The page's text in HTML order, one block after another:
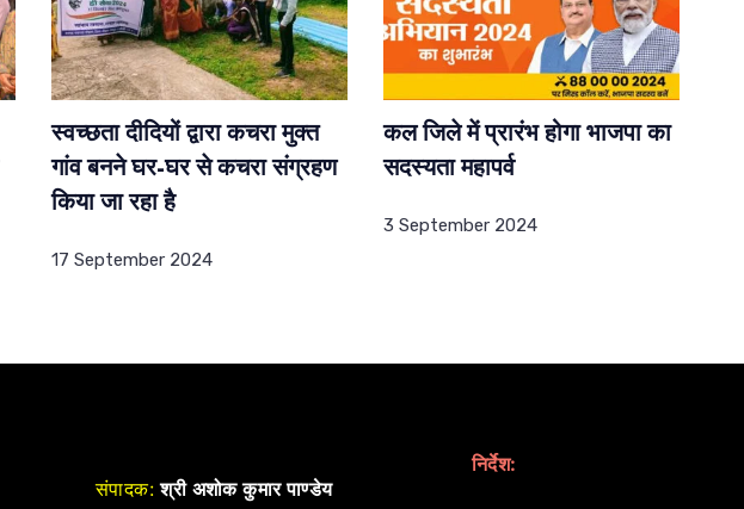
स्वच्छता दीदियों द्वारा कचरा मुक्त
गांव बनने घर-घर से कचरा संग्रहण
किया जा रहा है
17 September 2024
कल जिले में प्रारंभ होगा भाजपा का
सदस्यता महापर्व
3 September 2024
संपादक: श्री अशोक कुमार पाण्डेय
निर्देश: